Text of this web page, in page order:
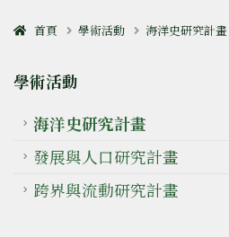
首頁 學術活動 海洋史研究計畫
學術活動
海洋史研究計畫
發展與人口研究計畫
跨界與流動研究計畫